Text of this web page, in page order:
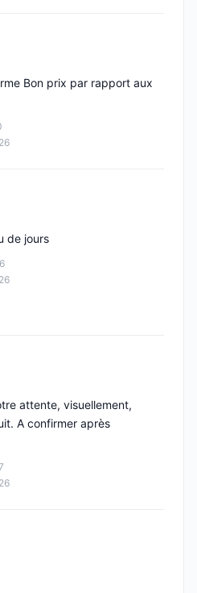
Bon prix par rapport aux
de jours
attente, visuellement,
A confirmer après